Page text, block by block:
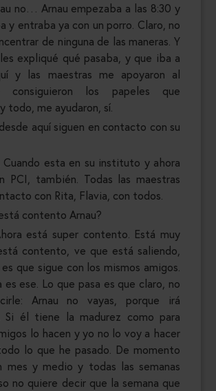
no… Arnau empezaba a las 8:30 y
y entraba ya con un porro. Claro, no
de ninguna de las maneras. Y
expliqué qué pasaba, y que iba a
y las maestras me apoyaron al
consiguieron los papeles que
todo, me ayudaron, sí.
aquí siguen en contacto con su
Cuando esta en su instituto y ahora
PCI, también. Todas las maestras
con Rita, Flavia, con todos.
contento Arnau?
está super contento. Está muy
contento, ve que está saliendo,
que sigue con los mismos amigos.
es ese. Lo que pasa es que claro, no
Arnau no vayas, porque irá
Si él tiene la madurez como para
lo hacen y yo no lo voy a hacer
lo que he pasado. De momento
mes y medio y todas las semanas
no quiere decir que la semana que